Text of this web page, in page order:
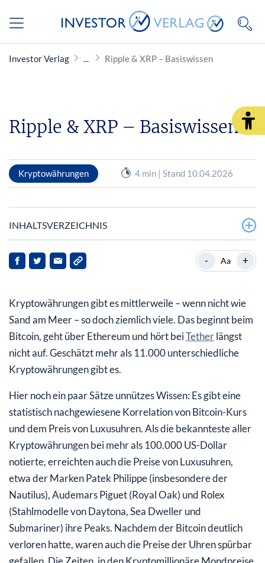
Investor Verlag Ripple & XRP – Basiswissen
Ripple & XRP – Basiswissen
Kryptowährungen 4 min | Stand 10.04.2026
INHALTSVERZEICHNIS
Die Krypto-Währung Riple (XRP)
In Ripple (XRP) investieren
In ETPs investieren
Ausgewählte ETPs auf XRP im Vergleich
- Aa +
Kryptowährungen gibt es mittlerweile – wenn nicht wie
Sand am Meer – so doch ziemlich viele. Das beginnt beim
Bitcoin, geht über Ethereum und hört beiTetherlängst
nicht auf. Geschätzt mehr als 11.000 unterschiedliche
Kryptowährungen gibt es.
Hier noch ein paar Sätze unnützes Wissen: Es gibt eine
statistisch nachgewiesene Korrelation von Bitcoin-Kurs
und dem Preis von Luxusuhren. Als die bekannteste aller
Kryptowährungen bei mehr als 100.000 US-Dollar
notierte, erreichten auch die Preise von Luxusuhren,
etwa der Marken Patek Philippe (insbesondere der
Nautilus), Audemars Piguet (Royal Oak) und Rolex
(Stahlmodelle von Daytona, Sea Dweller und
Submariner) ihre Peaks. Nachdem der Bitcoin deutlich
verloren hatte, waren auch die Preise der Uhren spürbar